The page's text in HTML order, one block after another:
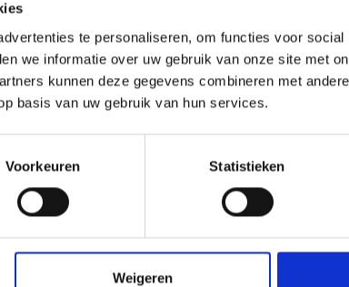
te personaliseren, om functies voor
we informatie over uw gebruik van onze site met
kunnen deze gegevens combineren met
basis van uw gebruik van hun services.
Voorkeuren Statistieken
Weigeren